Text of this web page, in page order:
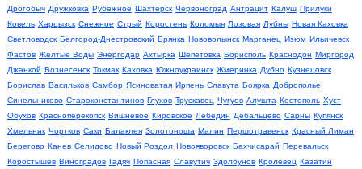
Дрогобыч Дружковка Рубежное Шахтерск Червоноград Антрацит Калуш Прилуки
Ковель Харцызск Снежное Стрый Коростень Коломыя Лозовая Лубны Новая Каховка
Светловодск Белгород-Днестровский Брянка Нововолынск Марганец Изюм Ильичевск
Фастов Желтые Воды Энергодар Ахтырка Шепетовка Борисполь Краснодон Миргород
Джанкой Вознесенск Токмак Каховка Южноукраинск Жмеринка Дубно Кузнецовск
Борислав Васильков Самбор Ясиноватая Ирпень Славута Боярка Доброполье
Синельниково Староконстантинов Глухов Трускавец Чугуев Алушта Костополь Хуст
Обухов Красноперекопск Вишневое Кировское Лебедин Дебальцево Сарны Купянск
Хмельник Чортков Саки Балаклея Золотоноша Малин Першотравенск Красный Лиман
Берегово Канев Селидово Новый Роздол Новояворовск Бахчисарай Перевальск
Коростышев Виноградов Гадяч Попасная Славутич Здолбунов Кролевец Казатин